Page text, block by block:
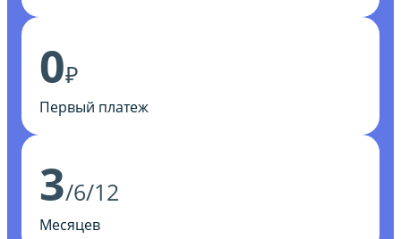
0₽
Первый платеж
3/6/12
Месяцев